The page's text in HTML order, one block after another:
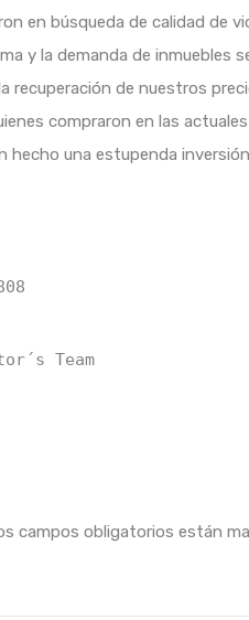
en búsqueda de calidad de
y la demanda de inmuebles
recuperación de nuestros
compraron en las actuales
una estupenda
Team
campos obligatorios están